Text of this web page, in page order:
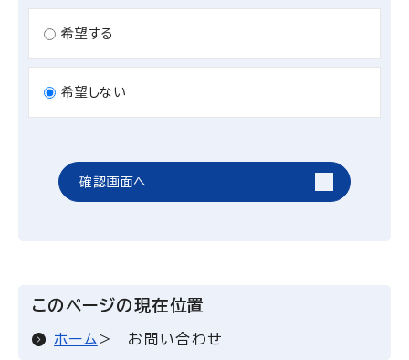
希望する
希望しない
確認画面へ
このページの現在位置
ホーム お問い合わせ